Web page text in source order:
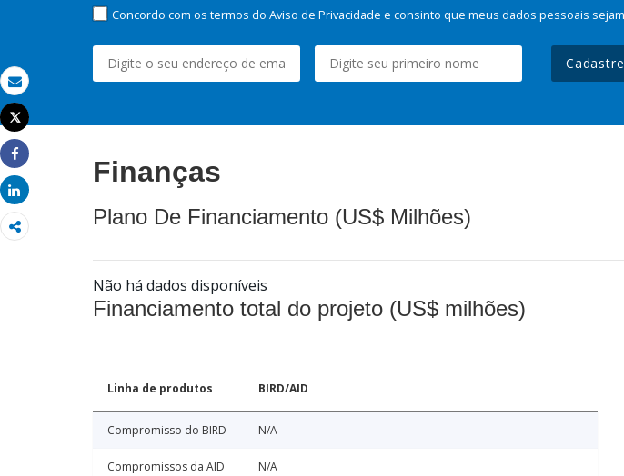
Email
Imprimir
Tweet
Share
Share
Concordo com os termos do Aviso de Privacidade e consinto que meus dados pessoais
Finanças
Plano De Financiamento (US$ Milhões)
Não há dados disponíveis
Financiamento total do projeto (US$ milhões)
Linha de produtos BIRD/AID
Compromisso do BIRD N/A
Compromissos da AID N/A